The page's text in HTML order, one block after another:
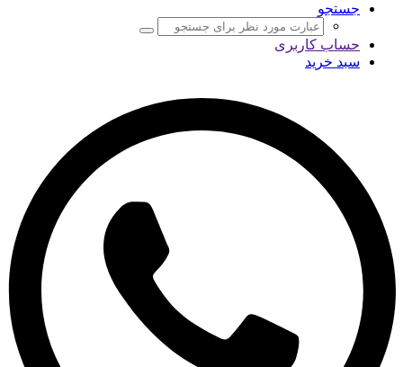
جستجو
حساب کاربری
سبد خرید